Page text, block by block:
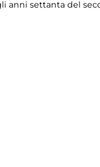
settanta del